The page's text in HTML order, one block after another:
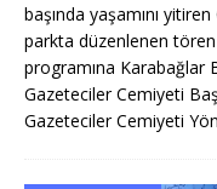
başında yaşamını yitiren
parkta düzenlenen
programına Karabağlar
Gazeteciler Cemiyeti
Gazeteciler Cemiyeti